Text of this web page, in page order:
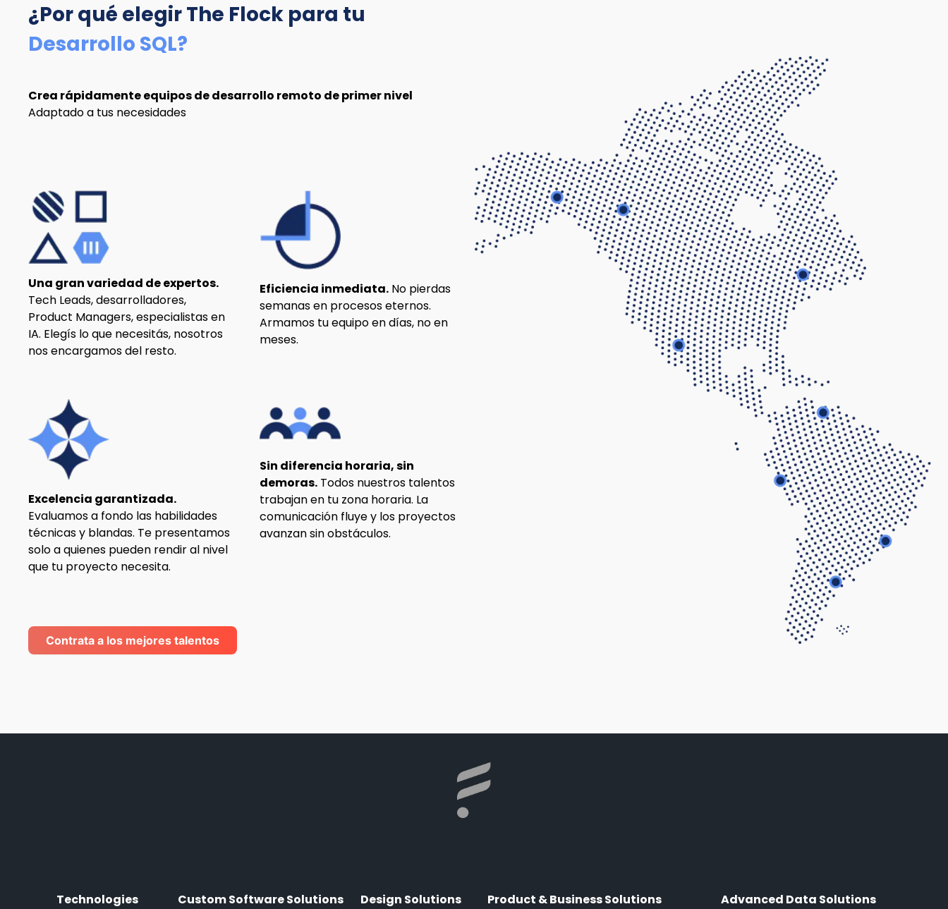
¿Por qué elegir The Flock para tu
Desarrollo SQL?
Crea rápidamente equipos de desarrollo remoto de primer nivel
Adaptado a tus necesidades
Una gran variedad de expertos.
Tech Leads, desarrolladores,
Product Managers, especialistas en
IA. Elegís lo que necesitás, nosotros
nos encargamos del resto.
Eficiencia inmediata. No pierdas
semanas en procesos eternos.
Armamos tu equipo en días, no en
meses.
Excelencia garantizada.
Evaluamos a fondo las habilidades
técnicas y blandas. Te presentamos
solo a quienes pueden rendir al nivel
que tu proyecto necesita.
Sin diferencia horaria, sin
demoras. Todos nuestros talentos
trabajan en tu zona horaria. La
comunicación fluye y los proyectos
avanzan sin obstáculos.
Contrata a los mejores talentos
Technologies Custom Software Solutions Design Solutions Product & Business Solutions Advanced Data Solutions